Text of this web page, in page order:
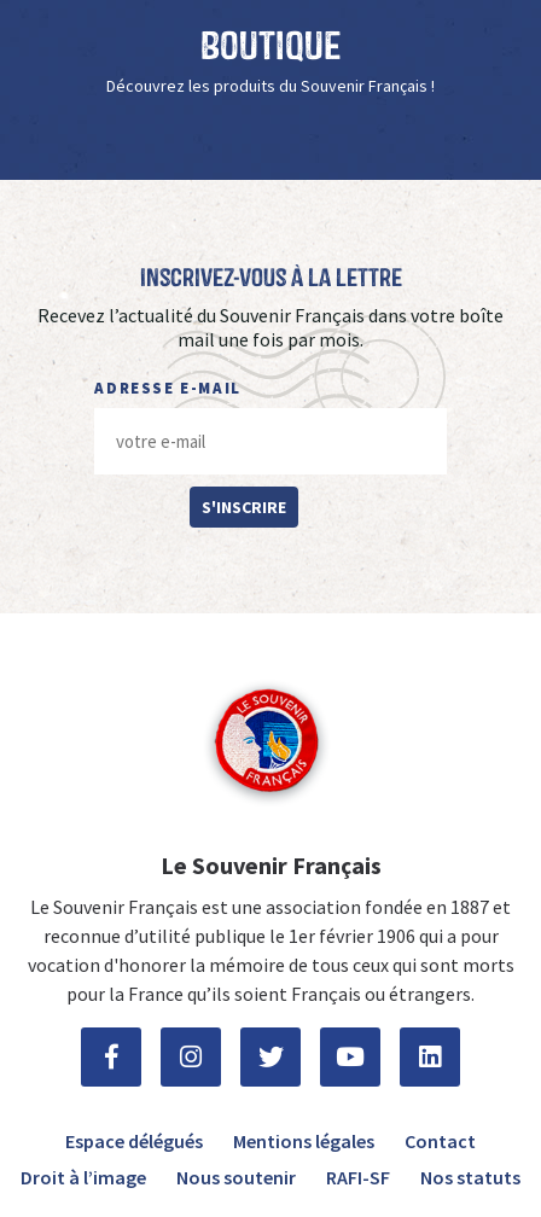
Boutique
Découvrez les produits du Souvenir Français !
Inscrivez-vous à La Lettre
Recevez l’actualité du Souvenir Français dans votre boîte
mail une fois par mois.
ADRESSE E-MAIL
S'INSCRIRE
Le Souvenir Français
Le Souvenir Français est une association fondée en 1887 et
reconnue d’utilité publique le 1er février 1906 qui a pour
vocation d'honorer la mémoire de tous ceux qui sont morts
pour la France qu’ils soient Français ou étrangers.
Espace délégués Mentions légales
Contact
Droit à l’image
Nous soutenir RAFI-SF Nos statuts